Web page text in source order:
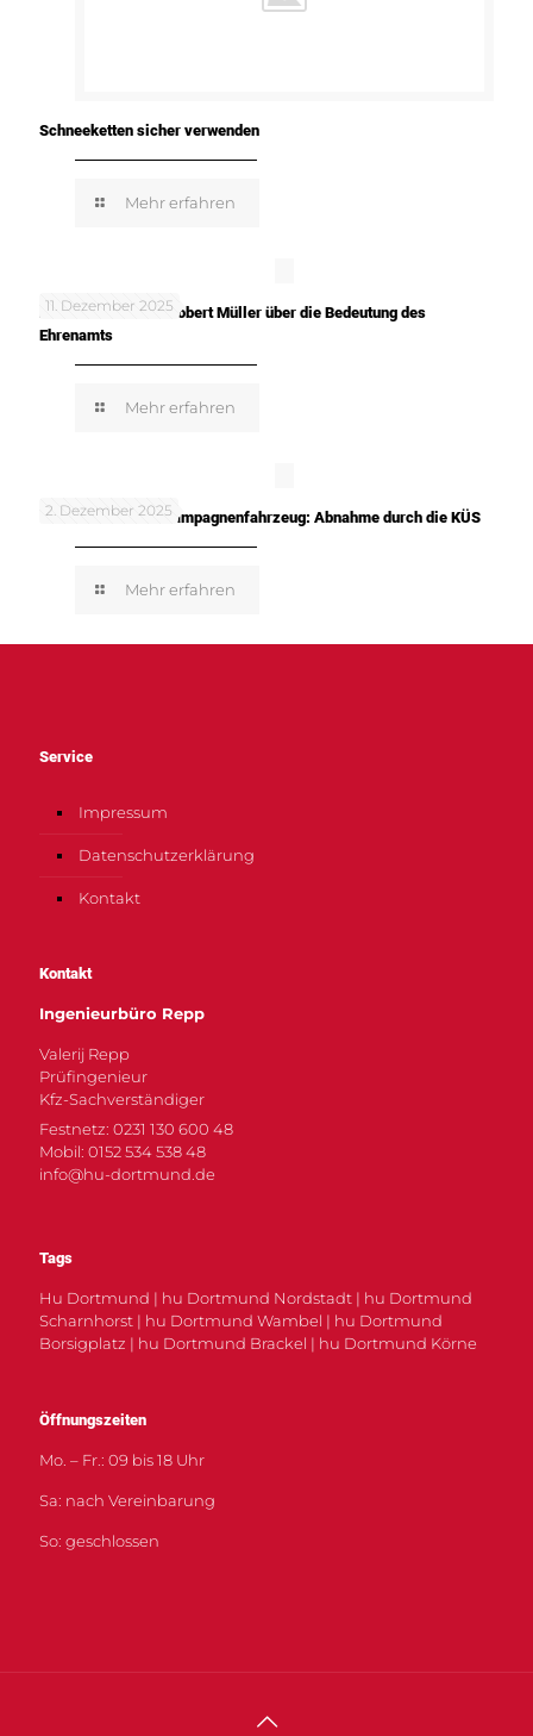
Schneeketten sicher verwenden
Mehr erfahren
11. Dezember 2025
In meinen Worten: Robert Müller über die Bedeutung des
Ehrenamts
Mehr erfahren
2. Dezember 2025
TUNE IT! SAFE! – Kampagnenfahrzeug: Abnahme durch die KÜS
Mehr erfahren
Service
Impressum
Datenschutzerklärung
Kontakt
Kontakt
Ingenieurbüro Repp
Valerij Repp
Prüfingenieur
Kfz-Sachverständiger
Festnetz: 0231 130 600 48
Mobil: 0152 534 538 48
info@hu-dortmund.de
Tags
Hu Dortmund | hu Dortmund Nordstadt | hu Dortmund
Scharnhorst | hu Dortmund Wambel | hu Dortmund
Borsigplatz | hu Dortmund Brackel | hu Dortmund Körne
Öffnungszeiten
Mo. – Fr.: 09 bis 18 Uhr
Sa: nach Vereinbarung
So: geschlossen